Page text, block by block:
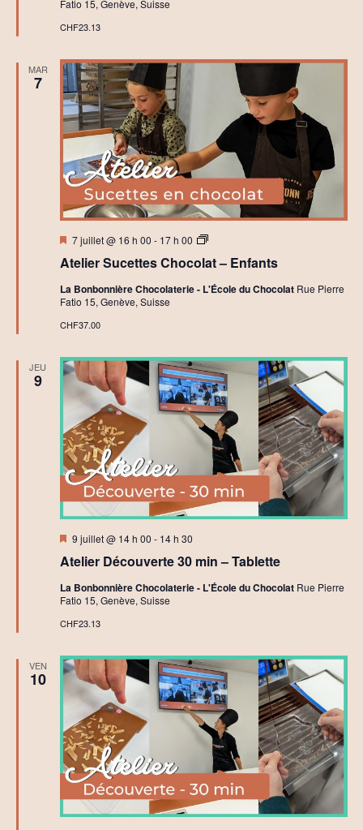
Fatio 15, Genève, Suisse
CHF23.13
MAR
7
Atelier Sucettes Chocolat – Enfants
Mis
avant
7 juillet @ 16 h 00 - 17 h 00
A
e
i
h
o
c
o
l
a
t
C
é
a
t
La Bonbonnière Chocolaterie - L'École du Chocolat Rue Pierre
Fatio 15, Genève, Suisse
CHF37.00
JEU
9
Atelier Découverte 30 min – Tablette
Mis
avant
9 juillet @ 14 h 00 - 14 h 30
La Bonbonnière Chocolaterie - L'École du Chocolat Rue Pierre
Fatio 15, Genève, Suisse
CHF23.13
VEN
10